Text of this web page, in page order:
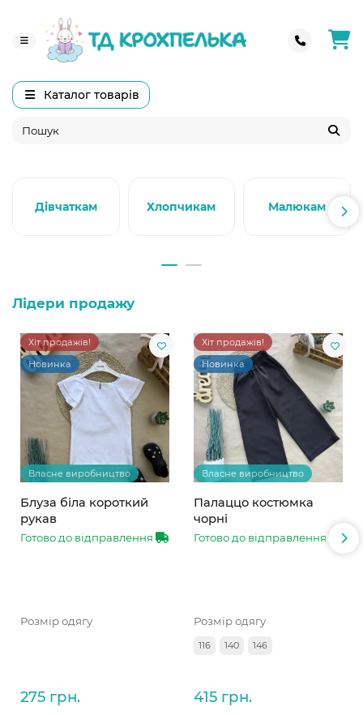
Каталог товарів
Дівчаткам Хлопчикам Малюкам
Лідери продажу
Хіт продажів!
Новинка
Власне виробництво
Блуза біла короткий
рукав
Готово до відправлення
Розмір одягу
275 грн.
Хіт продажів!
Новинка
Власне виробництво
Палаццо костюмка
чорні
Готово до відправлення
Розмір одягу
116 140 146
415 грн.